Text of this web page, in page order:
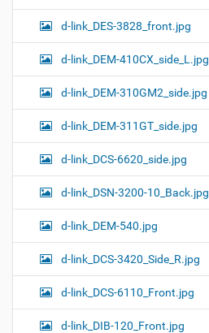
d-link_DES-3828_front.jpg
d-link_DEM-410CX_side_L.jpg
d-link_DEM-310GM2_side.jpg
d-link_DEM-311GT_side.jpg
d-link_DCS-6620_side.jpg
d-link_DSN-3200-10_Back.jpg
d-link_DEM-540.jpg
d-link_DCS-3420_Side_R.jpg
d-link_DCS-6110_Front.jpg
d-link_DIB-120_Front.jpg